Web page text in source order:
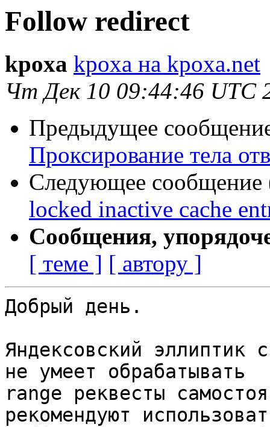
Follow redirect
kpoxa kpoxa на kpoxa.net
Чт Дек 10 09:44:46 UTC
Предыдущее
Проксирование тела
Следующее сообщение
locked inactive cache
Сообщения,
[ теме ] [ автору ]
Добрый день.
Яндексовский
не умеет обрабатывать
range реквесты
рекомендуют